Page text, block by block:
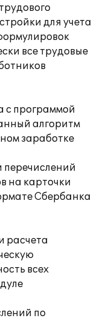
для учета
все трудовые
с программой
алгоритм
заработке
перечислений
на карточки
Сбербанка
расчета
всех
по